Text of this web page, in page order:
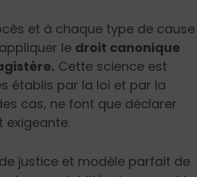
et à chaque type de cause
le droit canonique
Cette science est
établis par la loi et par la
cas, ne font que déclarer
exigeante.
justice et modèle parfait de